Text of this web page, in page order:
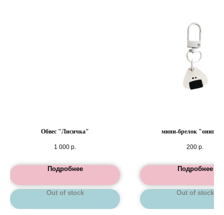
Обвес "Лисичка"
1 000 р.
Подробнее
Out of stock
мини-брелок
200 р.
Подробнее
Out of stock